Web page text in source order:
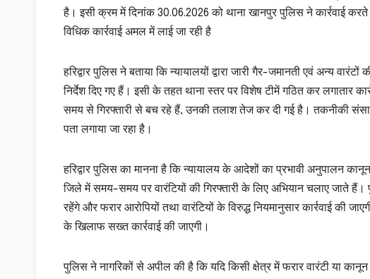
है। इसी क्रम में दिनांक 30.06.2026 को थाना खानपुर पुलिस ने कार्रवाई
विधिक कार्रवाई अमल में लाई जा रही है
हरिद्वार पुलिस ने बताया कि न्यायालयों द्वारा जारी गैर-जमानती एवं अन्य
निर्देश दिए गए हैं। इसी के तहत थाना स्तर पर विशेष टीमें गठित कर लगातार
समय से गिरफ्तारी से बच रहे हैं, उनकी तलाश तेज कर दी गई है। तकनीकी
पता लगाया जा रहा है।
हरिद्वार पुलिस का मानना है कि न्यायालय के आदेशों का प्रभावी अनुपालन
जिले में समय-समय पर वारंटियों की गिरफ्तारी के लिए अभियान चलाए जाते हैं।
रहेंगे और फरार आरोपियों तथा वारंटियों के विरुद्ध नियमानुसार कार्रवाई की
के खिलाफ सख्त कार्रवाई की जाएगी।
पुलिस ने नागरिकों से अपील की है कि यदि किसी क्षेत्र में फरार वारंटी या